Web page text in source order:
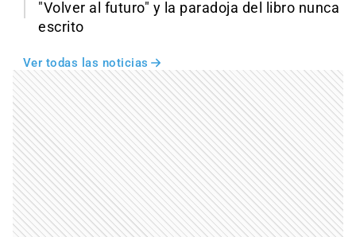
"Volver al futuro" y la paradoja del libro nunca
escrito
Ver todas las noticias